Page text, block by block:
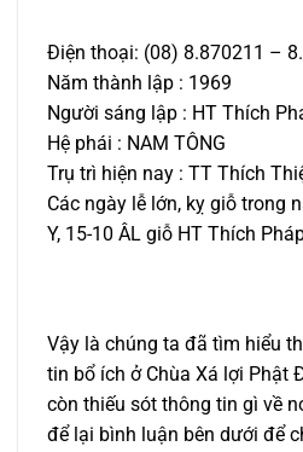
Điện thoại: (08) 8.870211 –
Năm thành lập : 1969
Người sáng lập : HT Thích
Hệ phái : NAM TÔNG
Trụ trì hiện nay : TT Thích
Các ngày lễ lớn, kỵ giỗ trong
Y, 15-10 ÂL giỗ HT Thích
Vậy là chúng ta đã tìm hiểu
tin bổ ích ở Chùa Xá lợi Phật
còn thiếu sót thông tin gì về
để lại bình luận bên dưới để